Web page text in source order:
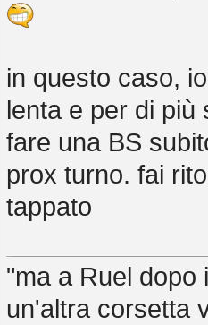
in questo caso,
lenta e per di più
fare una BS
prox turno. fai
tappato
"ma a Ruel dopo
un'altra corsetta